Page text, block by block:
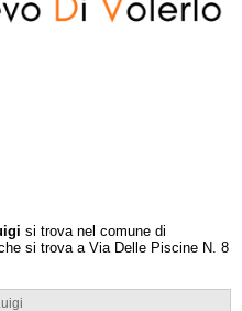
si trova nel comune di
si trova a Via Delle Piscine N. 8